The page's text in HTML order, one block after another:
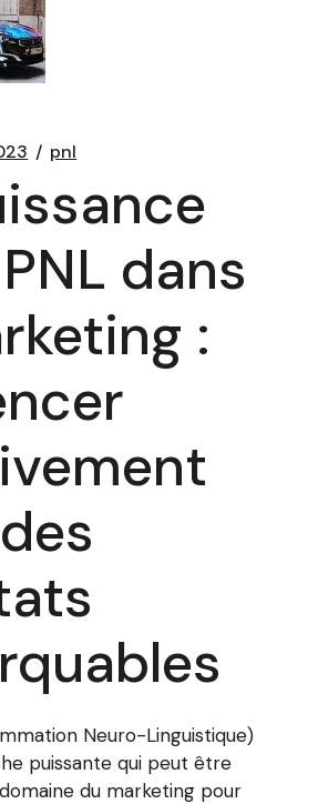
pnl
dans
:
Neuro-Linguistique)
puissante qui peut être
du marketing pour